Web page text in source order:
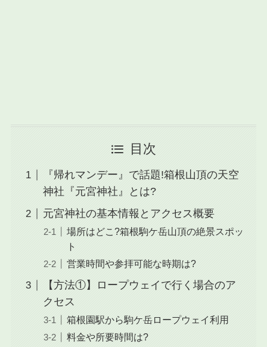
目次
『帰れマンデー』で話題!箱根山頂の天空
神社『元宮神社』とは?
元宮神社の基本情報とアクセス概要
場所はどこ?箱根駒ケ岳山頂の絶景スポッ
ト
営業時間や参拝可能な時期は?
【方法①】ロープウェイで行く場合のア
クセス
箱根園駅から駒ケ岳ロープウェイ利用
料金や所要時間は?